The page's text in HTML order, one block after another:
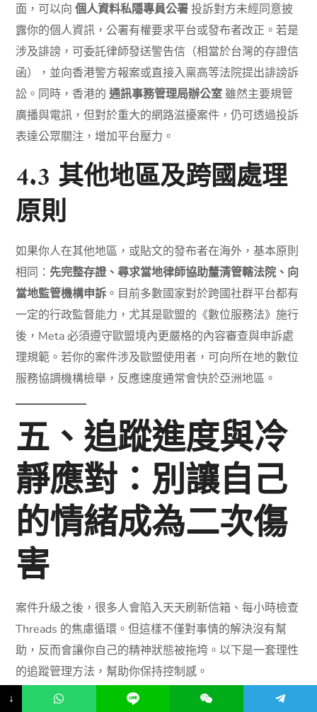
面，可以向個人資料私隱專員公署投訴對方未經同意披
露你的個人資訊，公署有權要求平台或發布者改正。若是
涉及誹謗，可委託律師發送警告信（相當於台灣的存證信
函），並向香港警方報案或直接入稟高等法院提出誹謗訴
訟。同時，香港的通訊事務管理局辦公室雖然主要規管
廣播與電訊，但對於重大的網路滋擾案件，仍可透過投訴
表達公眾關注，增加平台壓力。
4.3 其他地區及跨國處理
原則
如果你人在其他地區，或貼文的發布者在海外，基本原則
相同：先完整存證、尋求當地律師協助釐清管轄法院、向
當地監管機構申訴 。目前多數國家對於跨國社群平台都有
一定的行政監督能力，尤其是歐盟的《數位服務法》施行
後，Meta 必須遵守歐盟境內更嚴格的內容審查與申訴處
理規範。若你的案件涉及歐盟使用者，可向所在地的數位
服務協調機構檢舉，反應速度通常會快於亞洲地區。
五、追蹤進度與冷
靜應對：別讓自己
的情緒成為二次傷
害
案件升級之後，很多人會陷入天天刷新信箱、每小時檢查
Threads 的焦慮循環。但這樣不僅對事情的解決沒有幫
助，反而會讓你自己的精神狀態被拖垮。以下是一套理性
的追蹤管理方法，幫助你保持控制感。
↓